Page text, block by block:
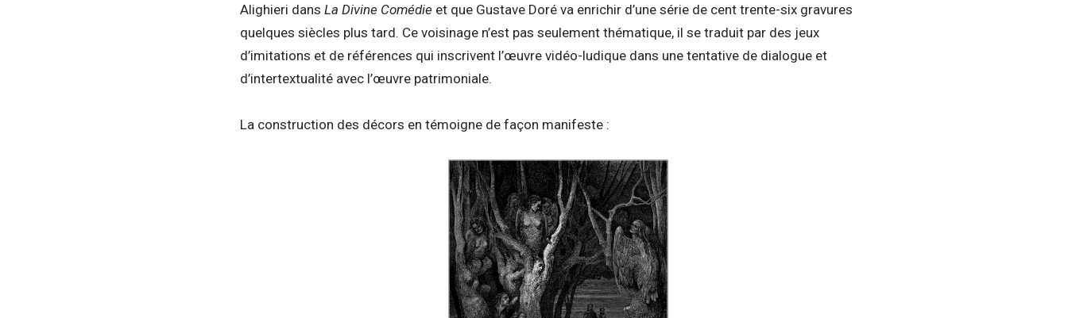
Alighieri dans La Divine Comédie et que Gustave Doré va enrichir d’une série de cent trente-six gravures
quelques siècles plus tard. Ce voisinage n’est pas seulement thématique, il se traduit par des jeux
d’imitations et de références qui inscrivent l’œuvre vidéo-ludique dans une tentative de dialogue et
d’intertextualité avec l’œuvre patrimoniale.
La construction des décors en témoigne de façon manifeste :